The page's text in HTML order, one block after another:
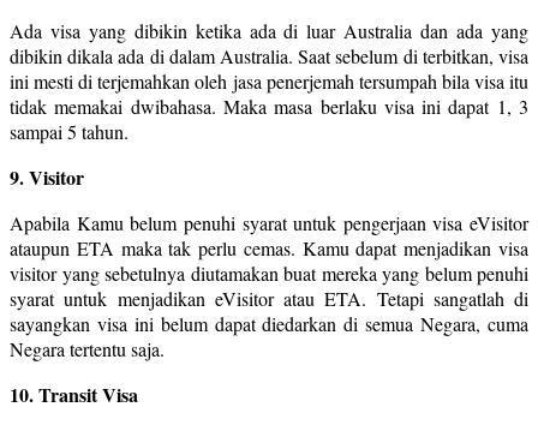
Ada visa yang dibikin ketika ada di luar Australia dan ada yang
dibikin dikala ada di dalam Australia. Saat sebelum di terbitkan, visa
ini mesti di terjemahkan oleh jasa penerjemah tersumpah bila visa itu
tidak memakai dwibahasa. Maka masa berlaku visa ini dapat 1, 3
sampai 5 tahun.
9. Visitor
Apabila Kamu belum penuhi syarat untuk pengerjaan visa eVisitor
ataupun ETA maka tak perlu cemas. Kamu dapat menjadikan visa
visitor yang sebetulnya diutamakan buat mereka yang belum penuhi
syarat untuk menjadikan eVisitor atau ETA. Tetapi sangatlah di
sayangkan visa ini belum dapat diedarkan di semua Negara, cuma
Negara tertentu saja.
10. Transit Visa